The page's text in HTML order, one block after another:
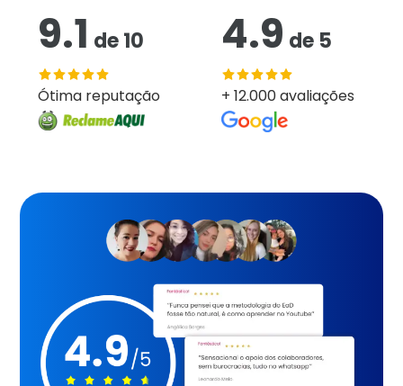
9.1 de10
Ótima reputação
4.9 de 5
+ 12.000 avaliações